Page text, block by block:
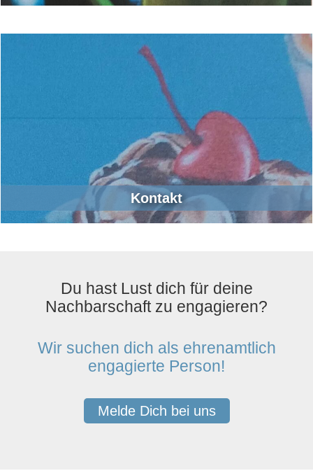
Kontakt
Du hast Lust dich für deine
Nachbarschaft zu engagieren?
Wir suchen dich als ehrenamtlich
engagierte Person!
Melde Dich bei uns